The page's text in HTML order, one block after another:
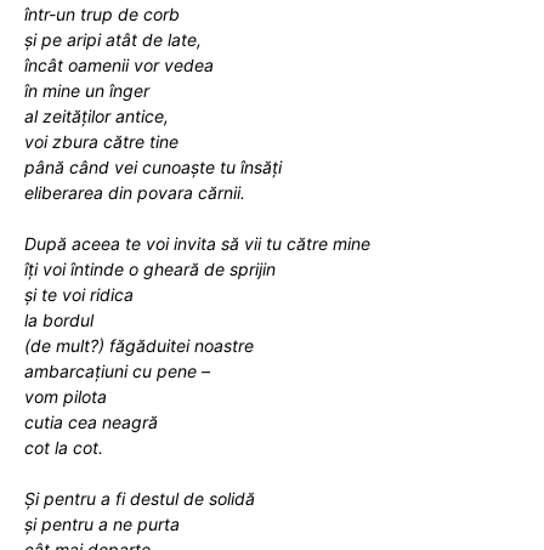
într-un trup de corb
și pe aripi atât de late,
încât oamenii vor vedea
în mine un înger
alzeităților antice,
voi zbura către tine
până când vei cunoaște tu însăți
eliberarea din povara cărnii.
După aceea te voi invita să vii tu către mine
îți voi întinde o gheară de sprijin
și te voi ridica
la bordul
(de mult?) făgăduitei noastre
ambarcațiuni cu pene –
vom pilota
cutia cea neagră
cot la cot.
Șipentru a fi destul de solidă
și pentru a ne purta